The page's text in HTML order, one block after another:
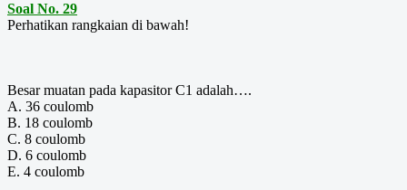
Soal No. 29
Perhatikan rangkaian di bawah!
Besar muatan pada kapasitor C1 adalah….
A. 36 coulomb
B. 18 coulomb
C. 8 coulomb
D. 6 coulomb
E. 4 coulomb